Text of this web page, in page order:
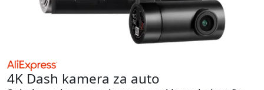
4K Dash kamera za auto